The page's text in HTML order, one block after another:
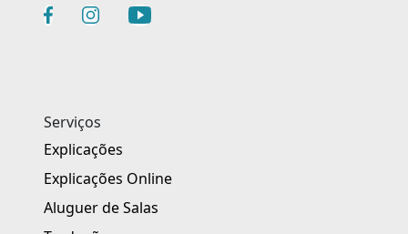
Serviços
Explicações
Explicações Online
Aluguer de Salas